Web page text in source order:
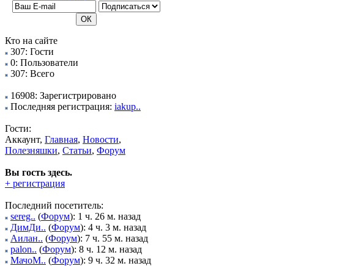
Кто на сайте
307: Гости
0: Пользователи
307: Всего
16908: Зарегистрировано
Последняя регистрация: iakup..
Гости:
Аккаунт, Главная, Новости,
Полезняшки, Статьи, Форум
Вы гость здесь.
+ регистрация
Последний посетитель:
sereg.. (Форум): 1 ч. 26 м. назад
ДимДи.. (Форум): 4 ч. 3 м. назад
Аилан.. (Форум): 7 ч. 55 м. назад
palon.. (Форум): 8 ч. 12 м. назад
МачоМ.. (Форум): 9 ч. 32 м. назад